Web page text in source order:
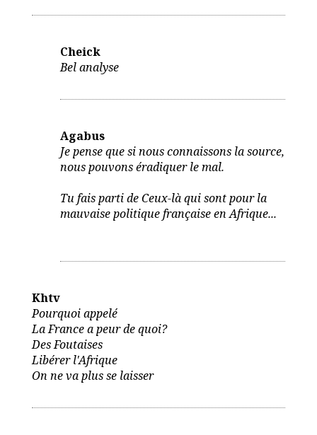
Cheick
Bel analyse
Agabus
Je pense que si nous connaissons la source,
nous pouvons éradiquer le mal.
Tu fais parti de Ceux-là qui sont pour la
mauvaise politique française en Afrique...
Khtv
Pourquoi appelé
La France a peur de quoi?
Des Foutaises
Libérer l'Afrique
On ne va plus se laisser